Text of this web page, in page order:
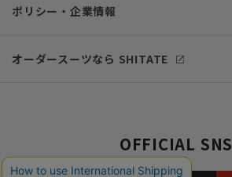
ポリシー・企業情報
オーダースーツなら SHITATE
OFFICIAL SNS